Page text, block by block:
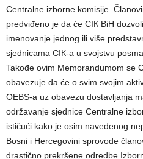
Centralne izborne komisije.
predviđeno je da će CIК BiH
imenovanje jednog ili više
sjednicama CIК-a u svojstvu
Takođe ovim Memorandumom se
obavezuje da će o svim svojim
OEBS-a uz obavezu dostavljanja
održavanje sjednice Centralne
ističući kako je osim navedenog
Bosni i Hercegovini sprovode
drastično prekršene odredbe